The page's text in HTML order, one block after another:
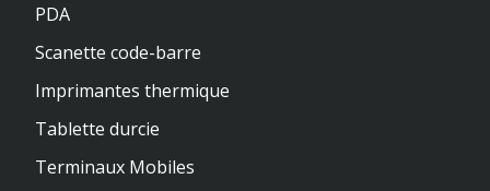
PDA
Scanette code-barre
Imprimantes thermique
Tablette durcie
Terminaux Mobiles